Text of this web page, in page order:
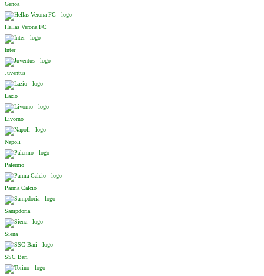
Genoa
Hellas Verona FC
Inter
Juventus
Lazio
Livorno
Napoli
Palermo
Parma Calcio
Sampdoria
Siena
SSC Bari